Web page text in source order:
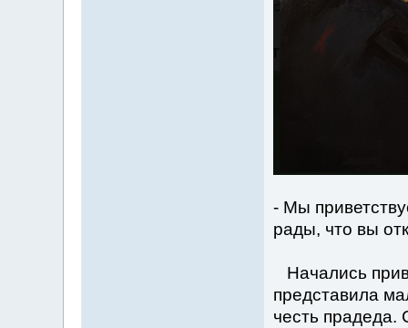
- Мы
рады, что вы
Начались
представила
честь прадеда.